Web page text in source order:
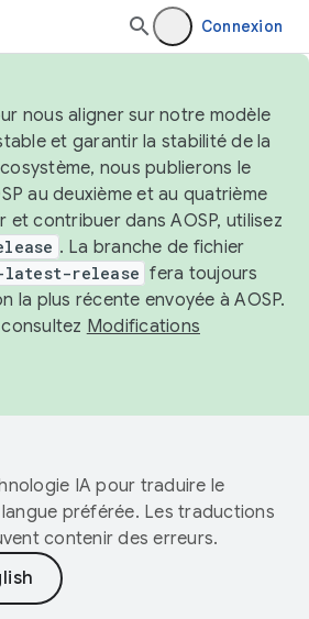
Connexion
nous aligner sur notre modèle
et garantir la stabilité de la
nous publierons le
au deuxième et au quatrième
et contribuer dans AOSP, utilisez
. La branche de fichier
latest-release fera toujours
la plus récente envoyée à AOSP.
Modifications
IA pour traduire le
préférée. Les traductions
contenir des erreurs.